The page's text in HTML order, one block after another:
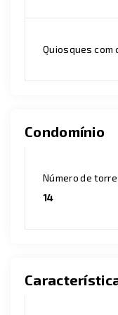
Quiosques com
Condomínio
Número de
14